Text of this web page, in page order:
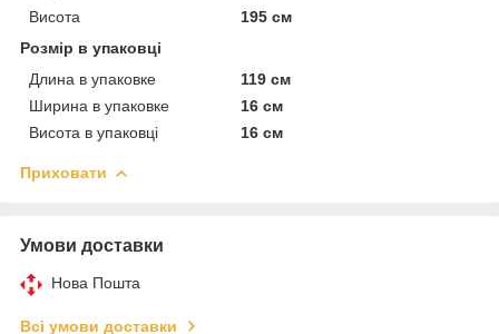
Висота
195 см
Розмір в упаковці
Длина в упаковке
119 см
Ширина в упаковке
16 см
Висота в упаковці
16 см
Приховати
Умови доставки
Нова Пошта
Всі умови доставки